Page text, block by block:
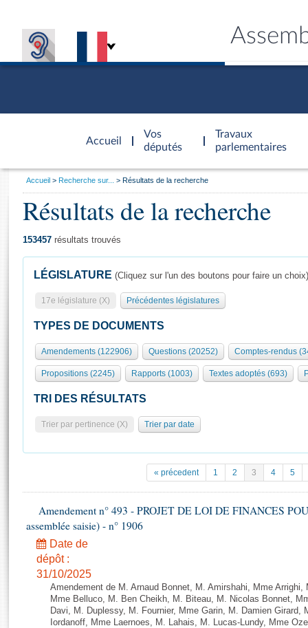
Accueil
d'accueil
Vos
députés
Travaux
parlementaires
Présidence
577 députés
Groupes politiques
Séance publique
Commissions et autres organes
Europe et International
Pétitions
Projets de loi
Propositions de loi
Amendements
Textes adoptés
Rapports d'information
Rapports d'enquête
Général
Rôle et pouvoirs de l'Assemblée
Organisation de l'Assemblée
Présidence Conférence des Présidents Bureau Collège des
Statistiques et chiffres clés
Documents de référence
( Constitution | Règlement de l'Assemblée ... )
Juniors
Anciennes législatures
Liens vers les sites publics
Visiter l'Assemblée
Visite virtuelle du palais Bourbon
Assister à une séance
Contacts et plan d'accès
Photos libres de droit
Vous
Accueil Recherche sur... Résultats de la recherche
Résultats de la recherche
153457 résultats trouvés
LÉGISLATURE (Cliquez sur l'un des boutons pour faire un choix)
17e législature (X) Précédentes législatures
TYPES DE DOCUMENTS
Amendements (122906) Questions (20252) Comptes-rendus
Propositions (2245) Rapports (1003) Textes adoptés (693)
TRI DES RÉSULTATS
Trier par pertinence (X) Trier par date
« précedent 1 2 3 4 5
Amendement n° 493 - PROJET DE LOI DE FINANCES
assemblée saisie) - n° 1906
Date de
dépôt :
31/10/2025
Amendement de M. Arnaud Bonnet, M. Amirshahi, Mme
Mme Belluco, M. Ben Cheikh, M. Biteau, M. Nicolas Bonnet,
Davi, M. Duplessy, M. Fournier, Mme Garin, M. Damien Girard,
Iordanoff, Mme Laernoes, M. Lahais, M. Lucas-Lundy, Mme